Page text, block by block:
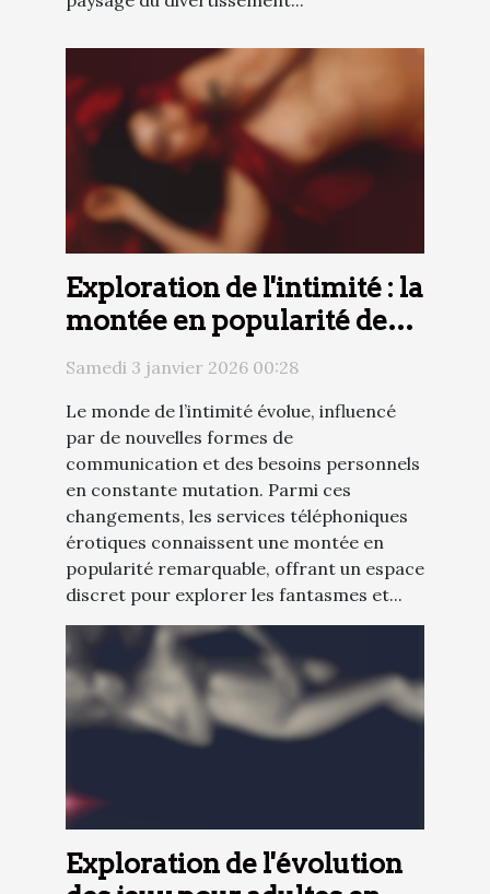
Exploration de l'intimité : la
montée en popularité des
services téléphoniques
érotiques
Samedi 3 janvier 2026 00:28
Le monde de l’intimité évolue, influencé
par de nouvelles formes de
communication et des besoins personnels
en constante mutation. Parmi ces
changements, les services téléphoniques
érotiques connaissent une montée en
popularité remarquable, offrant un espace
discret pour explorer les fantasmes et...
Exploration de l'évolution